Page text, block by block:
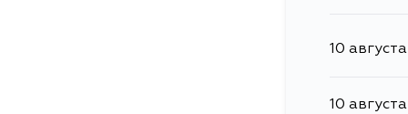
10 августа
10 августа